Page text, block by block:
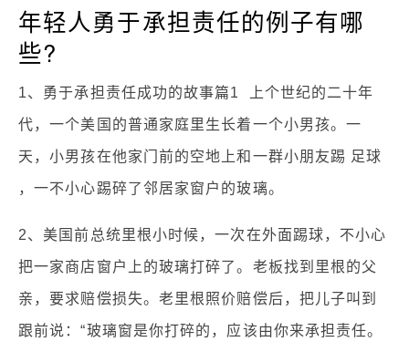
年轻人勇于承担责任的例子有哪
些?
1、勇于承担责任成功的故事篇1 上个世纪的二十年
代，一个美国的普通家庭里生长着一个小男孩。一
天，小男孩在他家门前的空地上和一群小朋友踢 足球
，一不小心踢碎了邻居家窗户的玻璃。
2、美国前总统里根小时候，一次在外面踢球，不小心
把一家商店窗户上的玻璃打碎了。老板找到里根的父
亲，要求赔偿损失。老里根照价赔偿后，把儿子叫到
跟前说：“玻璃窗是你打碎的，应该由你来承担责任。